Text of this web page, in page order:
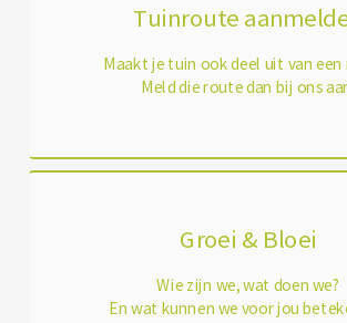
Tuinroute
Maakt je tuin ook deel uit van een
Meld die route dan bij ons
Groei & Bloei
Wie zijn we, wat doen we?
En wat kunnen we voor jou